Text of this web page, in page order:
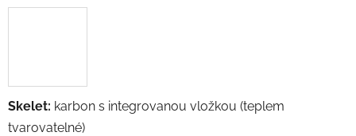
Skelet: karbon s integrovanou vložkou (teplem
tvarovatelné)